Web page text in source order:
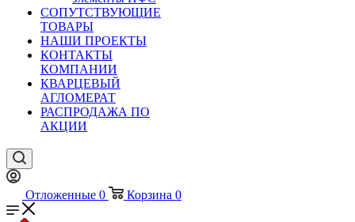
СОПУТСТВУЮЩИЕ
ТОВАРЫ
НАШИ ПРОЕКТЫ
КОНТАКТЫ
КОМПАНИИ
КВАРЦЕВЫЙ
АГЛОМЕРАТ
РАСПРОДАЖА ПО
АКЦИИ
Отложенные 0 Корзина 0